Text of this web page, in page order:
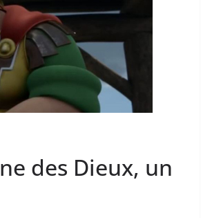
des Dieux, un